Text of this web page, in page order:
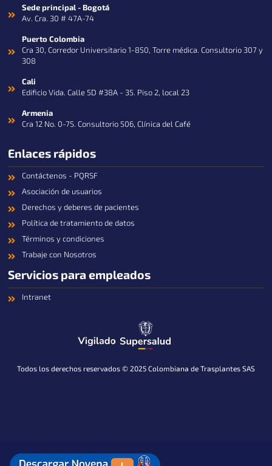
k
n
Sede principal - Bogotá
Av. Cra. 30 # 47A-74
Puerto Colombia
Cra 30, Corredor Universitario 1-850, Torre médica. Consultorio 307 y
308
Cali
Edificio Vida. Calle 5D #38A - 35. Piso 2, local 23
Armenia
Cra 12 No. 0-75. Consultorio 506, Clínica del Café
Enlaces rápidos
Contáctenos - PQRSF
Asociación de usuarios
Derechos y deberes de pacientes
Política de tratamiento de datos
Términos y condiciones
Trabaje con Nosotros
Servicios para empleados
Intranet
Todos los derechos reservados © 2025 Colombiana de Trasplantes SAS